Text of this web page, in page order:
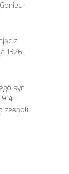
z
1926
syn
zespołu